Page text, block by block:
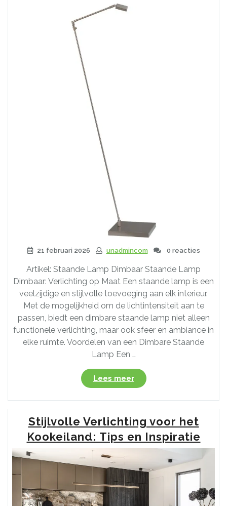
21 februari 2026 unadmincom 0 reacties
Artikel: Staande Lamp Dimbaar Staande Lamp
Dimbaar: Verlichting op Maat Een staande lamp is een
veelzijdige en stijlvolle toevoeging aan elk interieur.
Met de mogelijkheid om de lichtintensiteit aan te
passen, biedt een dimbare staande lamp niet alleen
functionele verlichting, maar ook sfeer en ambiance in
elke ruimte. Voordelen van een Dimbare Staande
Lamp Een …
Lees meer“Ontdek
de
Voordelen
van
een
Dimbare
Staande
voor
Verlichting”
Stijlvolle Verlichting voor het
Kookeiland: Tips en Inspiratie